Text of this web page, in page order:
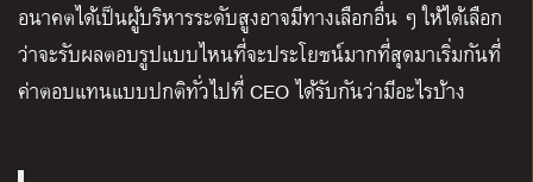
อนาคตได้เป็นผู้บริหารระดับสูงอาจมีทางเลือกอื่น ๆ ให้ได้เลือก
ว่าจะรับผลตอบรูปแบบไหนที่จะประโยชน์มากที่สุดมาเริ่มกันที่
ค่าตอบแทนแบบปกติทั่วไปที่ CEO ได้รับกันว่ามีอะไรบ้าง